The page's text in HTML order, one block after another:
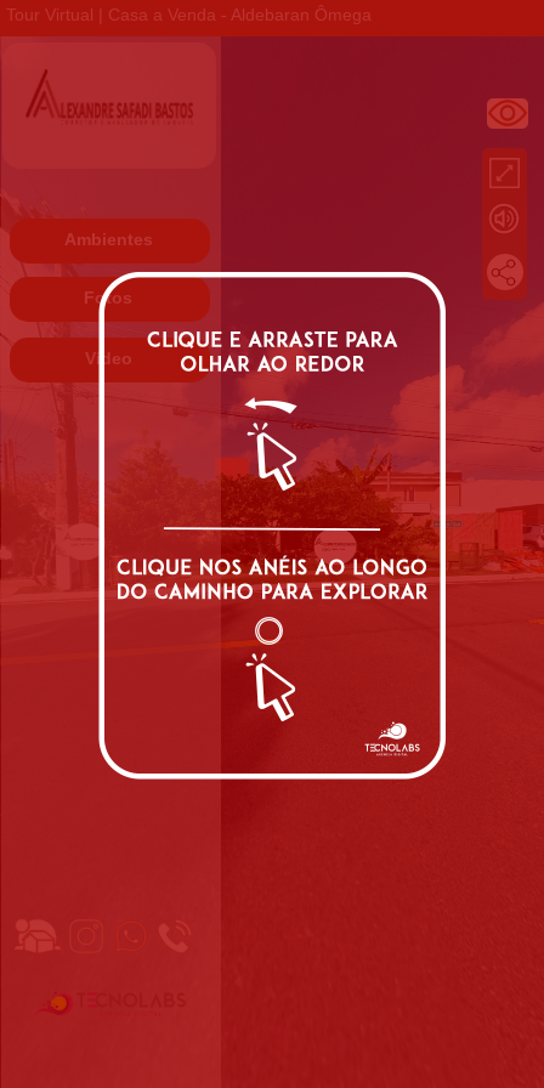
Fotos
Vídeo
Ambientes
Tour Virtual | Casa a Venda - Aldebaran Ômega